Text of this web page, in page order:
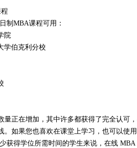
制MBA课程可用：
院
学伯克利分校
量正在增加，其中许多都获得了完全认可
。如果您也喜欢在课堂上学习，也可以使
获得学位所需时间的学生来说，在线